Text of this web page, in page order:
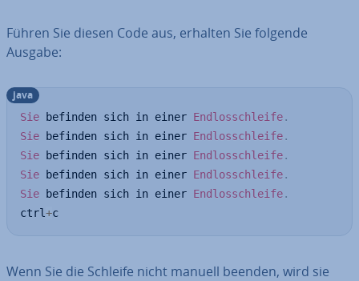
Führen Sie diesen Code aus, erhalten Sie folgende
Ausgabe:
Sie befinden sich in einer Endlosschleife.
Sie befinden sich in einer Endlosschleife.
Sie befinden sich in einer Endlosschleife.
Sie befinden sich in einer Endlosschleife.
Sie befinden sich in einer Endlosschleife.
ctrl+c
java
Wenn Sie die Schleife nicht manuell beenden, wird sie